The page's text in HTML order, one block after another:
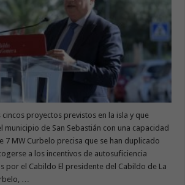
proyectos previstos en la isla y que
municipio de San Sebastián con una capacidad
7 MW Curbelo precisa que se han duplicado
a los incentivos de autosuficiencia
por el Cabildo El presidente del Cabildo de La
…